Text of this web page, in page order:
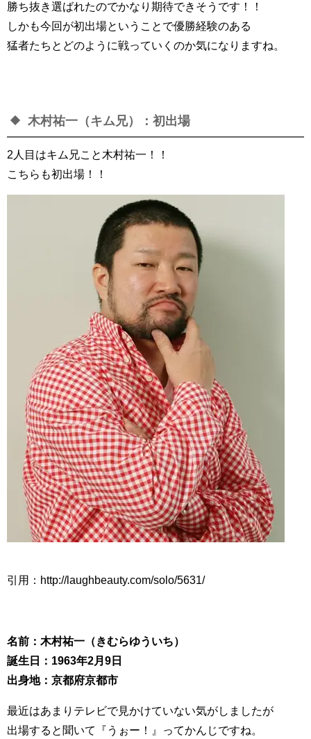
勝ち抜き選ばれたのでかなり期待できそうです！！
しかも今回が初出場ということで優勝経験のある
猛者たちとどのように戦っていくのか気になりますね。
木村祐一（キム兄）：初出場
2人目はキム兄こと木村祐一！！
こちらも初出場！！
引用：http://laughbeauty.com/solo/5631/
名前：木村祐一（きむらゆういち）
誕生日：1963年2月9日
出身地：京都府京都市
最近はあまりテレビで見かけていない気がしましたが
出場すると聞いて『うぉー！』ってかんじですね。